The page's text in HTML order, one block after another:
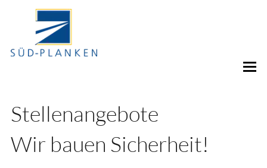
Stellenangebote
Wir bauen Sicherheit!